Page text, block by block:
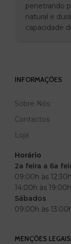
penetrando
natural e
capacidade
MARCA
INFORMAÇÕES
Sobre Nós
Contactos
Loja
Horário
2a feira a 6a
09:00h às 12:30h
14:00h às 19:00h
Sábados
09:00h às
MENÇÕES LEGAIS